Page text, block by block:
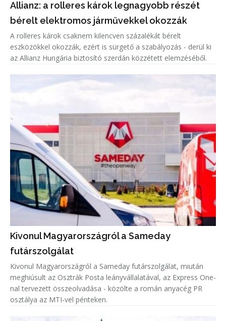
Allianz: a rolleres károk legnagyobb részét
bérelt elektromos járművekkel okozzák
A rolleres károk csaknem kilencven százalékát bérelt
eszközökkel okozzák, ezért is sürgető a szabályozás - derül ki
az Allianz Hungária biztosító szerdán közzétett elemzéséből.
Kivonul Magyarországról a Sameday
futárszolgálat
Kivonul Magyarországról a Sameday futárszolgálat, miután
meghiúsult az Osztrák Posta leányvállalatával, az Express One-
nal tervezett összeolvadása - közölte a román anyacég PR
osztálya az MTI-vel pénteken.